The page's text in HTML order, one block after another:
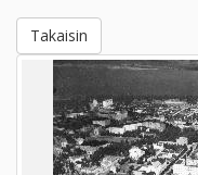
Takaisin